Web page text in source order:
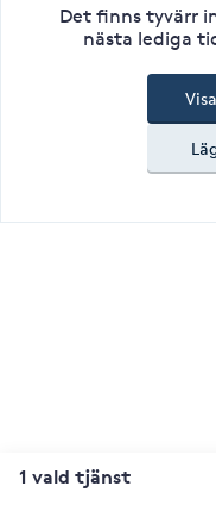
Det finns tyvärr
nästa lediga
1 vald tjänst